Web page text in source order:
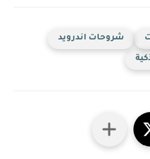
شروحات اندرويد